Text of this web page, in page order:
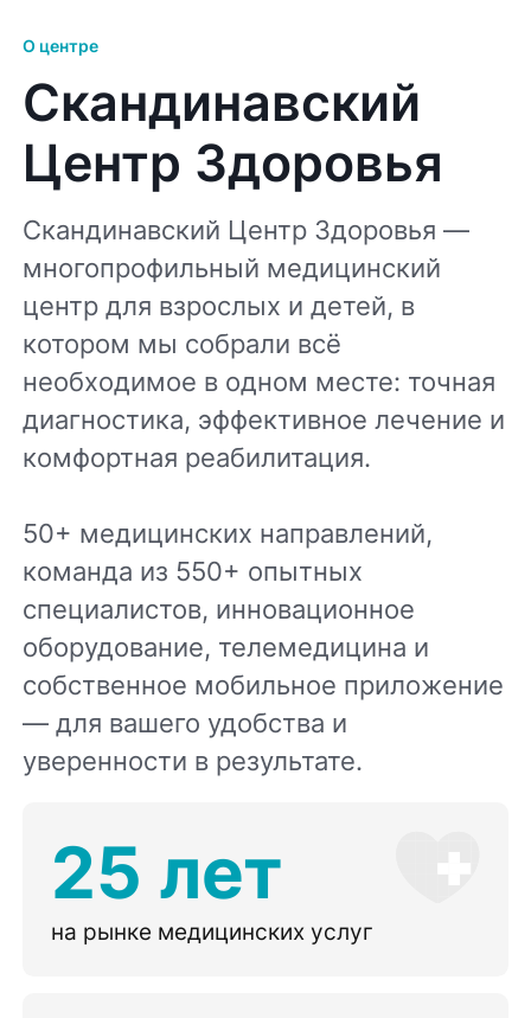
О центре
Скандинавский
Центр Здоровья
Скандинавский Центр Здоровья —
многопрофильный медицинский
центр для взрослых и детей, в
котором мы собрали всё
необходимое в одном месте: точная
диагностика, эффективное лечение и
комфортная реабилитация.
50+ медицинских направлений,
команда из 550+ опытных
специалистов, инновационное
оборудование, телемедицина и
собственное мобильное приложение
— для вашего удобства и
уверенности в результате.
25 лет
на рынке медицинских услуг